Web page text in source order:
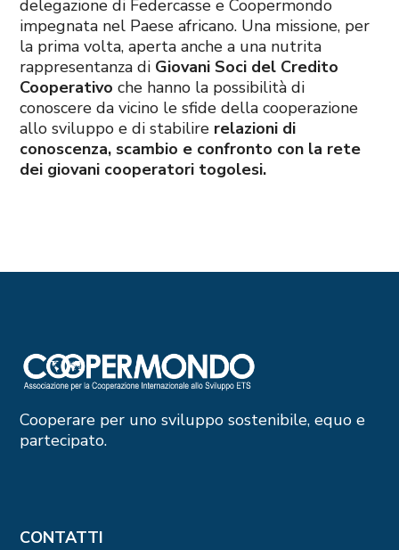
delegazione di Federcasse e Coopermondo
impegnata nel Paese africano. Una missione, per
la prima volta, aperta anche a una nutrita
rappresentanza di Giovani Soci del Credito
Cooperativo che hanno la possibilità di
conoscere da vicino le sfide della cooperazione
allo sviluppo e di stabilire relazioni di
conoscenza, scambio e confronto con la rete
dei giovani cooperatori togolesi.
Cooperare per uno sviluppo sostenibile, equo e
partecipato.
CONTATTI